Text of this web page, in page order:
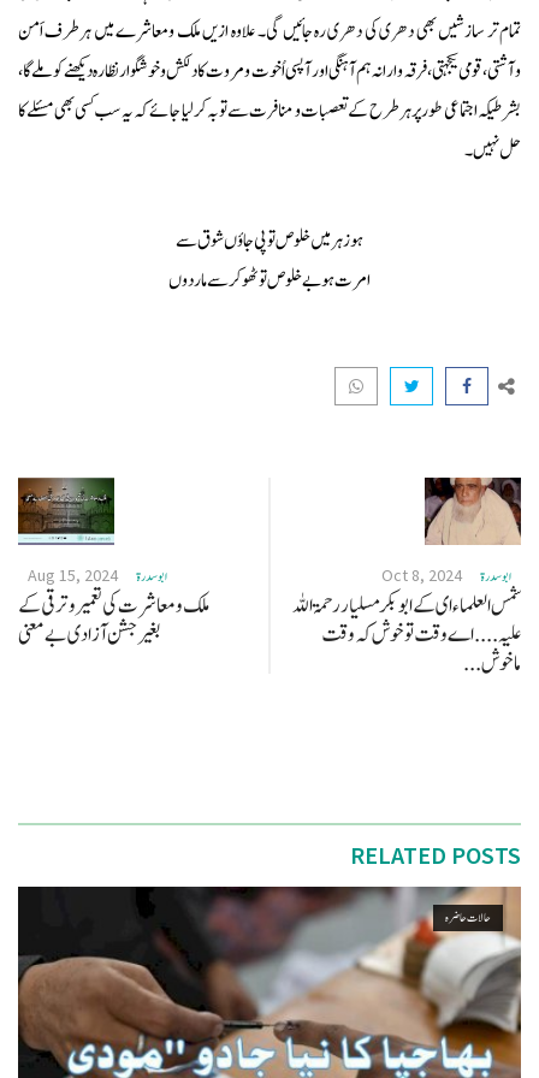
تمام تر سازشیں بھی دھری کی دھری رہ جائیں گی۔ علاوہ ازیں ملک ومعاشرے میں ہرطرف اَمن
وآشتی، قومی یکجہتی، فرقہ وارانہ ہم آہنگی اور آپسی اُخوت ومروت کا دلکش و خوشگوار نظارہ دیکھنے کو ملےگا،
بشرطیکہ اجتماعی طور پر ہرطرح کے تعصبات و منافرت سے توبہ کرلیا جائے کہ یہ سب کسی بھی مسئلے کا
حل نہیں۔
ہو زہر میں خلوص تو پی جاؤں شوق سے
امرت ہو بے خلوص تو ٹھوکر سے مار دوں
ابو سدرة Oct 8, 2024
شمس العلماء ای کے ابو بکر مسلیار رحمۃ اللہ
علیہ .... اے وقت تو خوش کہ وقت
ماخوش...
ابو سدرة Aug 15, 2024
ملک ومعاشرت کی تعمیروترقی کے
بغیرجشن آزادی بے معنی
RELATED POSTS
حالات حاضرہ